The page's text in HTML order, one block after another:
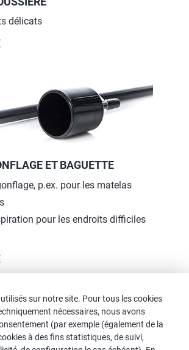
délicats
ET BAGUETTE
p.ex. pour les matelas
pour les endroits difficiles
sur notre site. Pour tous les cookies
nécessaires, nous avons
(par exemple (également de la
à des fins statistiques, de suivi,